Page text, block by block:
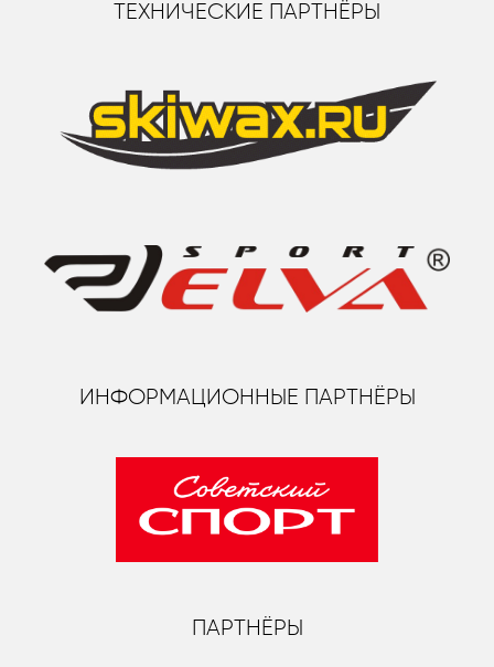
ТЕХНИЧЕСКИЕ ПАРТНЁРЫ
ИНФОРМАЦИОННЫЕ ПАРТНЁРЫ
ПАРТНЁРЫ